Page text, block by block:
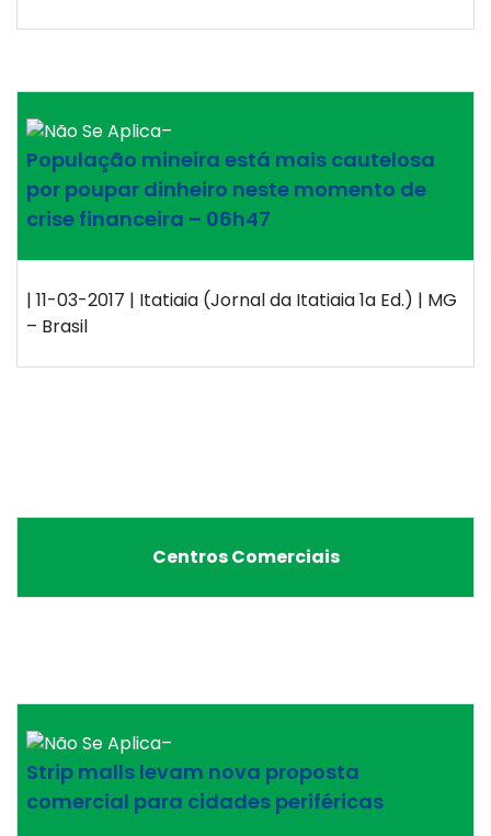
–
População mineira está mais cautelosa
por poupar dinheiro neste momento de
crise financeira – 06h47
| 11-03-2017 | Itatiaia (Jornal da Itatiaia 1a Ed.) | MG
– Brasil
Centros Comerciais
–
Strip malls levam nova proposta
comercial para cidades periféricas